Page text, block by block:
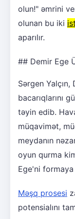
olun!" əmrini
olunan bu iki
aparılır.
## Demir Ege
Sərgen
bacarıqlarını
təyin edib.
müqavimət,
meydanın
oyun qurma
Ege'ni formaya
Məşq prosesi
potensialını